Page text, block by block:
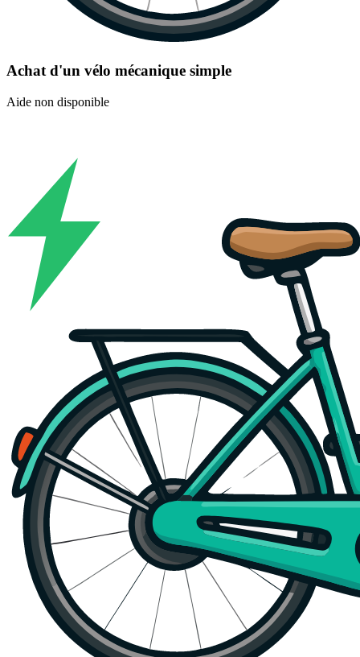
Achat d'un vélo mécanique simple
Aide non disponible